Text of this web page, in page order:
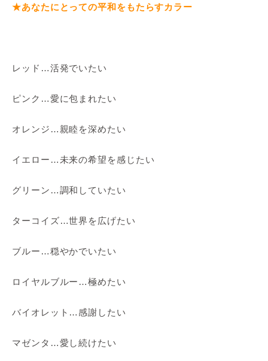
★あなたにとっての平和をもたらすカラー
レッド…活発でいたい
ピンク…愛に包まれたい
オレンジ…親睦を深めたい
イエロー…未来の希望を感じたい
グリーン…調和していたい
ターコイズ…世界を広げたい
ブルー…穏やかでいたい
ロイヤルブルー…極めたい
バイオレット…感謝したい
マゼンタ…愛し続けたい